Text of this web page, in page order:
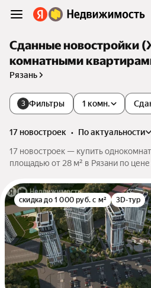
Сданные новостройки
комнатными
Рязань
3 Фильтры 1 комн.
17 новостроек •
по актуальности
17 новостроек — купить
площадью от 28 м² в Рязани по
скидка до 1 000 руб. с м² 3D-тур